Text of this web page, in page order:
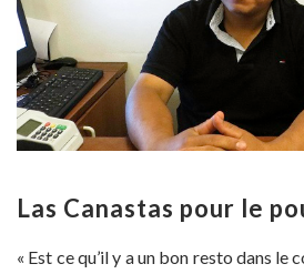
Las Canastas pour le
« Est ce qu’il y a un bon resto dans le